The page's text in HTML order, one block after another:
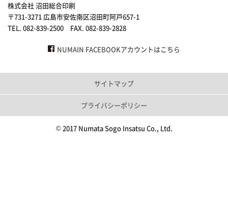
株式会社 沼田総合印刷
〒731-3271 広島市安佐南区沼田町阿戸657-1
TEL. 082-839-2500 FAX. 082-839-2828
NUMAIN FACEBOOKアカウントはこちら
サイトマップ
プライバシーポリシー
© 2017 Numata Sogo Insatsu Co., Ltd.